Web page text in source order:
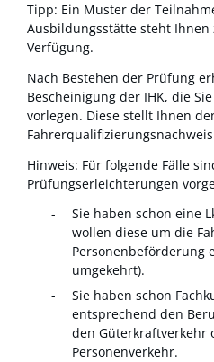
Tipp: Ein Muster der
Ausbildungsstätte steht Ihnen
Verfügung.
Nach Bestehen der Prüfung
Bescheinigung der IHK, die
vorlegen. Diese stellt Ihnen
Hinweis: Für folgende Fälle
Prüfungserleichterungen
Sie haben schon eine
wollen diese um die
Personenbeförderung
umgekehrt).
Sie haben schon
entsprechend den
den Güterkraftverkehr
Personenverkehr.